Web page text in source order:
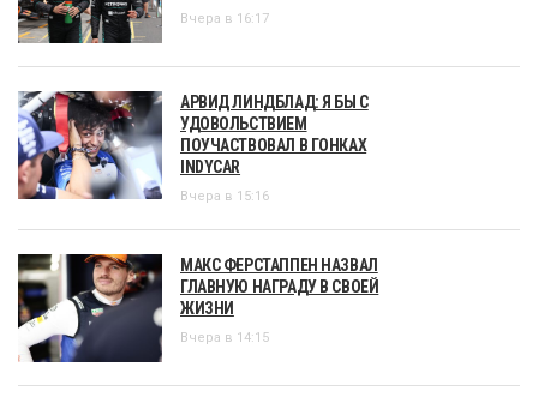
Вчера в 16:17
АРВИД ЛИНДБЛАД: Я БЫ С
УДОВОЛЬСТВИЕМ
ПОУЧАСТВОВАЛ В ГОНКАХ
INDYCAR
Вчера в 15:16
МАКС ФЕРСТАППЕН НАЗВАЛ
ГЛАВНУЮ НАГРАДУ В СВОЕЙ
ЖИЗНИ
Вчера в 14:15